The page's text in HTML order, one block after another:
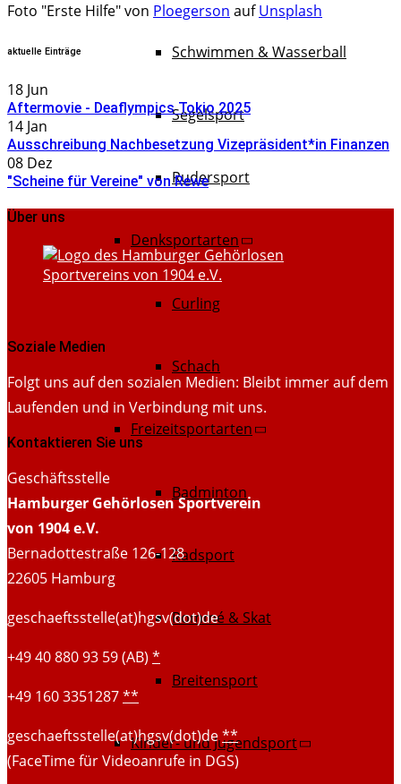
Schwimmen & Wasserball
Segelsport
Rudersport
Denksportarten
Curling
Schach
Freizeitsportarten
Badminton
Radsport
Rommé & Skat
Breitensport
Kinder- und Jugendsport
Foto "Erste Hilfe" von Ploegerson aufUnsplash
aktuelle Einträge
18 Jun
Aftermovie - Deaflympics Tokio 2025
14 Jan
Ausschreibung Nachbesetzung Vizepräsident*in Finanzen
08 Dez
"Scheine für Vereine" von Rewe
Über uns
Soziale Medien
Folgt uns auf den sozialen Medien: Bleibt immer auf dem
Laufenden und in Verbindung mit uns.
Kontaktieren Sie uns
Geschäftsstelle
Hamburger Gehörlosen Sportverein
von 1904 e.V.
Bernadottestraße 126-128
22605 Hamburg
geschaeftsstelle(at)hgsv(dot)de
+49 40 880 93 59 (AB) *
+49 160 3351287**
geschaeftsstelle(at)hgsv(dot)de**
(FaceTime für Videoanrufe in DGS)